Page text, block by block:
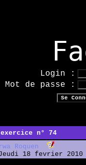
Login :
Mot de passe :
exercice n° 74
Roquen
18 fevrier 2010